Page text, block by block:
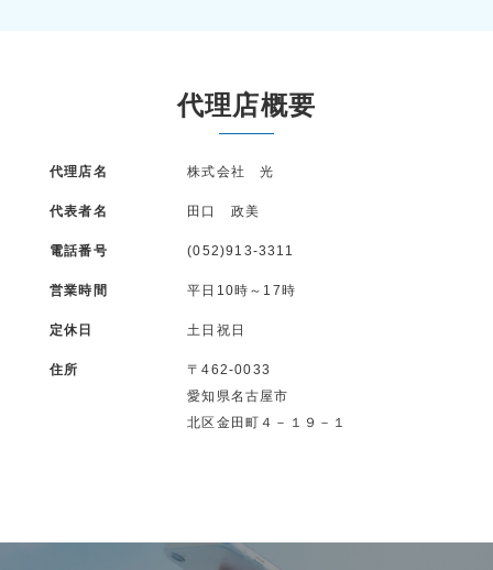
代理店概要
代理店名 株式会社 光
代表者名 田口 政美
電話番号 (052)913-3311
営業時間 平日10時～17時
定休日 土日祝日
住所
〒462-0033
愛知県名古屋市
北区金田町４－１９－１